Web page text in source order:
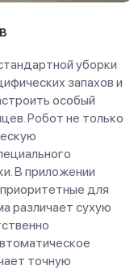
уборки
запахов и
особый
Робот не только
В приложении
для
различает сухую
точную